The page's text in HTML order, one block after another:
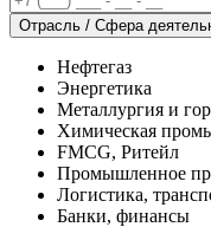
Отрасль / Сфера
Нефтегаз
Энергетика
Металлургия и
Химическая
FMCG, Ритейл
Промышленное
Логистика,
Банки, финансы